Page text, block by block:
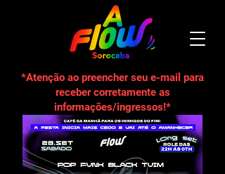
*Atenção ao preencher seu e-mail para
receber corretamente as
informações/ingressos!*